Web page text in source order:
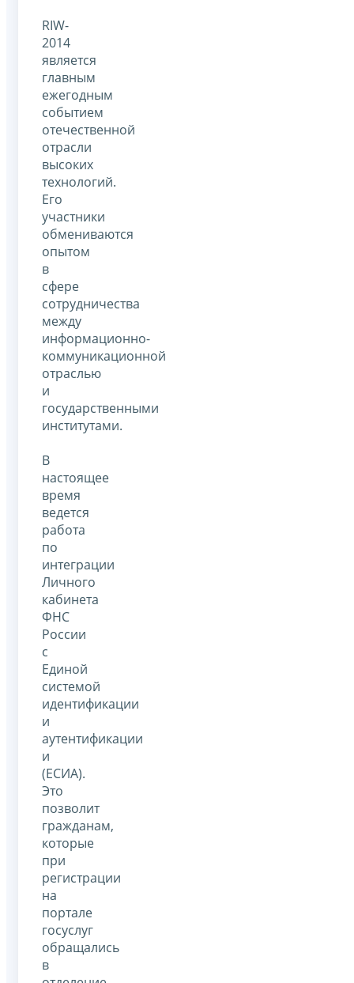
RIW-
2014
является
главным
ежегодным
событием
отечественной
отрасли
высоких
технологий.
Его
участники
обмениваются
опытом
в
сфере
сотрудничества
между
информационно-
коммуникационной
отраслью
и
государственными
институтами.
В
настоящее
время
ведется
работа
по
интеграции
Личного
кабинета
ФНС
России
с
Единой
системой
идентификации
и
аутентификации
и
(ЕСИА).
Это
позволит
гражданам,
которые
при
регистрации
на
портале
госуслуг
обращались
в